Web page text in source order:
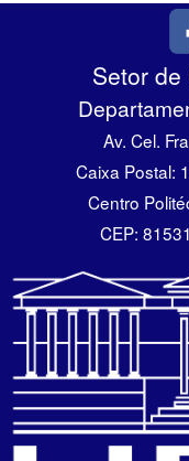
Setor
Av. Cel.
Caixa Postal:
Centro
CEP: